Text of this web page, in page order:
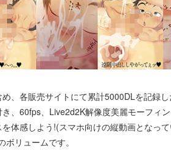
、各販売サイトにて累計5000DLを記録
、60fps、Live2d2K解像度美麗モーフィ
体感しよう!(スマホ向けの縦動画となっ
リュームです。